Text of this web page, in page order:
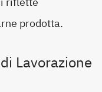
prodotta.
Lavorazione